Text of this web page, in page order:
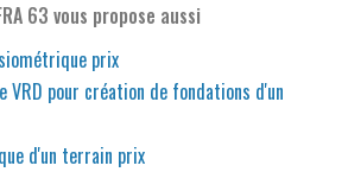
63 vous propose aussi
prix
VRD pour création de fondations d'un
d'un terrain prix